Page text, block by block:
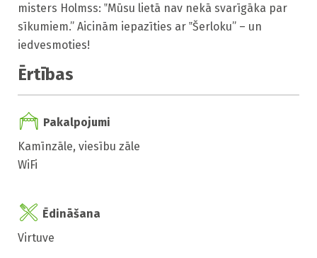
misters Holmss: ‟Mūsu lietā nav nekā svarīgāka par
sīkumiem.” Aicinām iepazīties ar ‟Šerloku” – un
iedvesmoties!
Ērtības
Pakalpojumi
Kamīnzāle, viesību zāle
WiFi
Ēdināšana
Virtuve